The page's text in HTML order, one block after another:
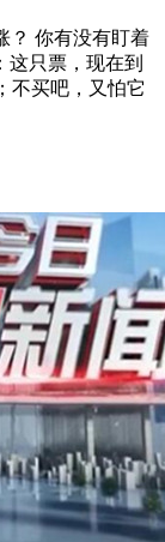
？ 你有没有盯着
这只票，现在到
不买吧，又怕它